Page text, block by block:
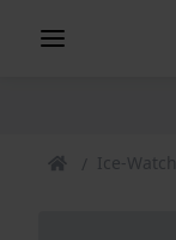
Ice-Watch